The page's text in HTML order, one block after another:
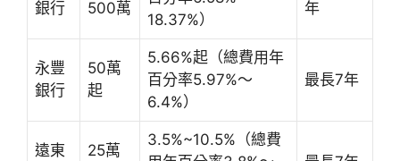
銀行 500萬
18.37%）
年
永豐
銀行
50萬
起
5.66%起（總費用年
百分率5.97%～
6.4%）
最長7年
遠東
25萬
3.5%~10.5%（總費